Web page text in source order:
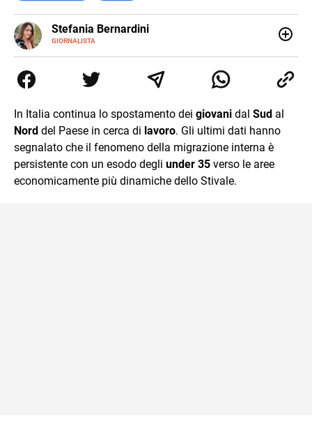
Stefania Bernardini
GIORNALISTA
E-
MAIL
Tv di cronaca, politica, scuola, economia e spettacolo. Ha
esperienze nella redazione di testate giornalistiche online
In Italia continua lo spostamento dei giovani dal Sud al
Nord del Paese in cerca di lavoro. Gli ultimi dati hanno
segnalato che il fenomeno della migrazione interna è
persistente con un esodo degli under 35 verso le aree
economicamente più dinamiche dello Stivale.